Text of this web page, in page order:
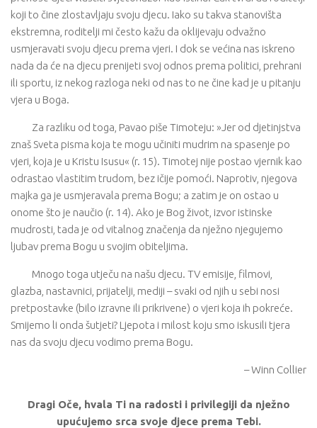
koji to čine zlostavljaju svoju djecu. Iako su takva stanovišta
ekstremna, roditelji mi često kažu da oklijevaju odvažno
usmjeravati svoju djecu prema vjeri. I dok se većina nas iskreno
nada da će na djecu prenijeti svoj odnos prema politici, prehrani
ili sportu, iz nekog razloga neki od nas to ne čine kad je u pitanju
vjera u Boga.
Za razliku od toga, Pavao piše Timoteju: »Jer od djetinjstva
znaš Sveta pisma koja te mogu učiniti mudrim na spasenje po
vjeri, koja je u Kristu Isusu« (r. 15). Timotej nije postao vjernik kao
odrastao vlastitim trudom, bez ičije pomoći. Naprotiv, njegova
majka ga je usmjeravala prema Bogu; a zatim je on ostao u
onome što je naučio (r. 14). Ako je Bog život, izvor istinske
mudrosti, tada je od vitalnog značenja da nježno njegujemo
ljubav prema Bogu u svojim obiteljima.
Mnogo toga utječu na našu djecu. TV emisije, filmovi,
glazba, nastavnici, prijatelji, mediji – svaki od njih u sebi nosi
pretpostavke (bilo izravne ili prikrivene) o vjeri koja ih pokreće.
Smijemo li onda šutjeti? Ljepota i milost koju smo iskusili tjera
nas da svoju djecu vodimo prema Bogu.
– Winn Collier
Dragi Oče, hvala Ti na radosti i privilegiji da nježno
upućujemo srca svoje djece prema Tebi.